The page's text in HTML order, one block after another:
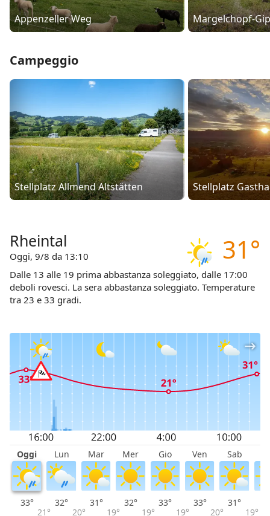
Appenzeller Weg Margelchopf-
Campeggio
Stellplatz Allmend Altstätten Stellplatz
31°
Rheintal
Oggi, 9/8 da 13:10
Dalle 13 alle 19 prima abbastanza soleggiato, dalle 17:00
deboli rovesci. La sera abbastanza soleggiato. Temperature
tra 23 e 33 gradi.
Oggi Lun Mar Mer Gio Ven Sab
33°
21°
32°
20°
31°
19°
32°
19°
33°
19°
33°
20°
31°
19°